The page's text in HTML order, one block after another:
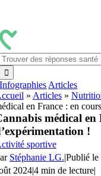
contenu
Infographies Articles
» Articles»
en France : en
médical en
!
sportive
Stéphanie LG.|Publié le
2024|4 min de lecture|